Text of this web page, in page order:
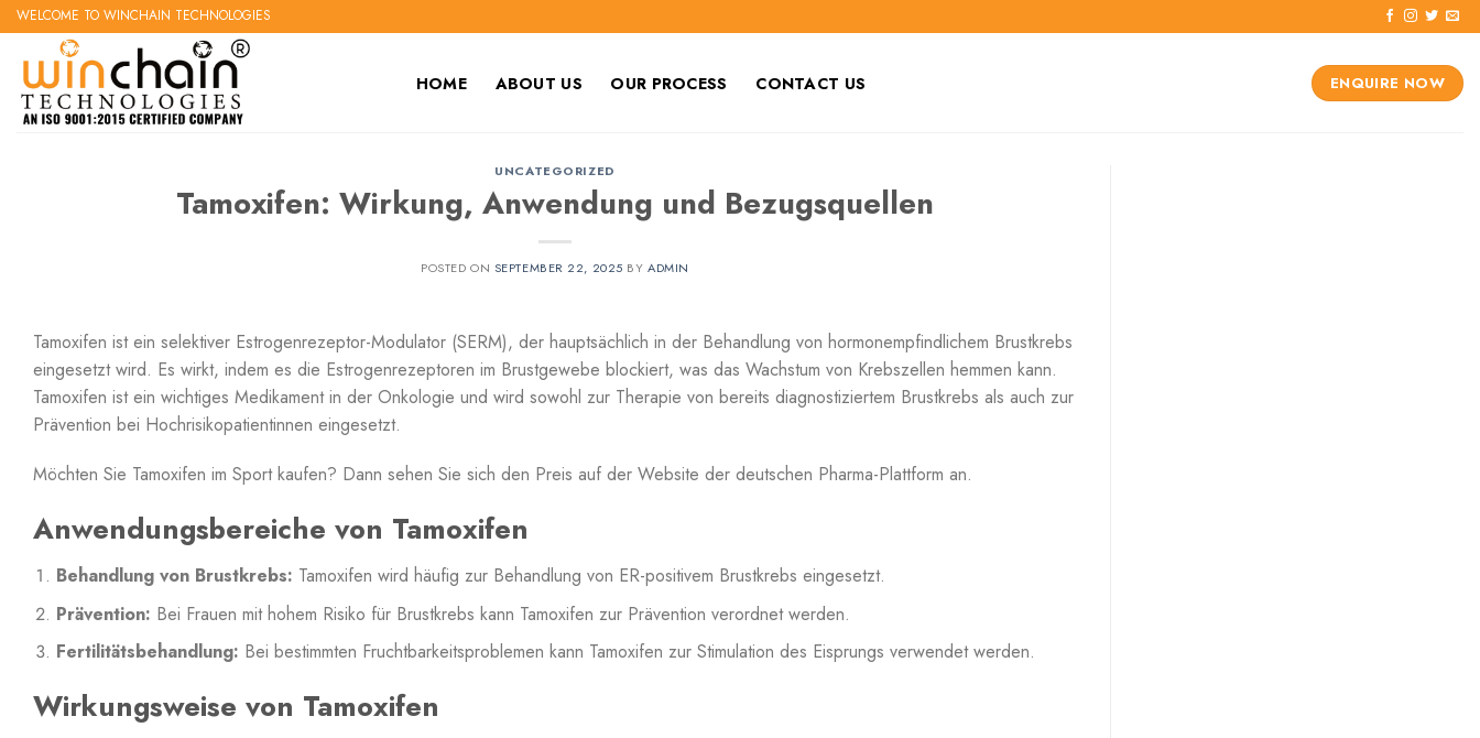
Skip
to
content
WELCOME TO WINCHAIN TECHNOLOGIES
HOME ABOUT US OUR PROCESS CONTACT US ENQUIRE NOW
UNCATEGORIZED
Tamoxifen: Wirkung, Anwendung und Bezugsquellen
POSTED ON SEPTEMBER 22, 2025 BYADMIN
Tamoxifen ist ein selektiver Estrogenrezeptor-Modulator (SERM), der hauptsächlich in der Behandlung von hormonempfindlichem Brustkrebs
eingesetzt wird. Es wirkt, indem es die Estrogenrezeptoren im Brustgewebe blockiert, was das Wachstum von Krebszellen hemmen kann.
Tamoxifen ist ein wichtiges Medikament in der Onkologie und wird sowohl zur Therapie von bereits diagnostiziertem Brustkrebs als auch zur
Prävention bei Hochrisikopatientinnen eingesetzt.
Möchten Sie Tamoxifen im Sport kaufen? Dann sehen Sie sich den Preis auf der Website der deutschen Pharma-Plattform an.
Anwendungsbereiche von Tamoxifen
Behandlung von Brustkrebs: Tamoxifen wird häufig zur Behandlung von ER-positivem Brustkrebs eingesetzt.
Prävention: Bei Frauen mit hohem Risiko für Brustkrebs kann Tamoxifen zur Prävention verordnet werden.
Fertilitätsbehandlung: Bei bestimmten Fruchtbarkeitsproblemen kann Tamoxifen zur Stimulation des Eisprungs verwendet werden.
Wirkungsweise von Tamoxifen